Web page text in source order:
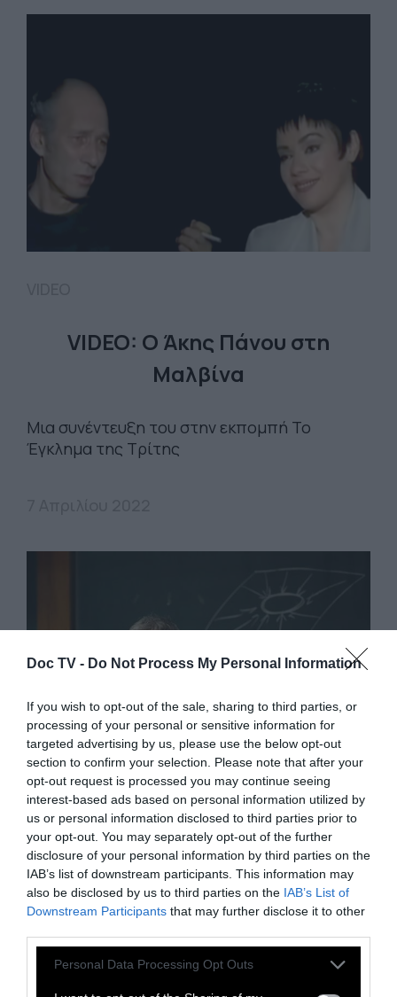
Doc TV - Do Not Process My Personal Information
If you wish to opt-out of the sale, sharing to third parties, or
processing of your personal or sensitive information for
targeted advertising by us, please use the below opt-out
section to confirm your selection. Please note that after your
opt-out request is processed you may continue seeing
interest-based ads based on personal information utilized by
us or personal information disclosed to third parties prior to
your opt-out. You may separately opt-out of the further
disclosure of your personal information by third parties on the
IAB’s list of downstream participants. This information may
also be disclosed by us to third parties on the IAB’s List of
Downstream Participants that may further disclose it to other
Personal Data Processing Opt Outs
VIDEO: Ο Άκης Πάνου στη
Μαλβίνα
Μια συνέντευξη του στην εκπομπή Το
Έγκλημα της Τρίτης
Α' ΠΡΟΣΩΠΟ
Δανέζης: «Ζούμε σ’ ένα
matrix. H ανατροπή είναι
ζήτημα χρόνου»